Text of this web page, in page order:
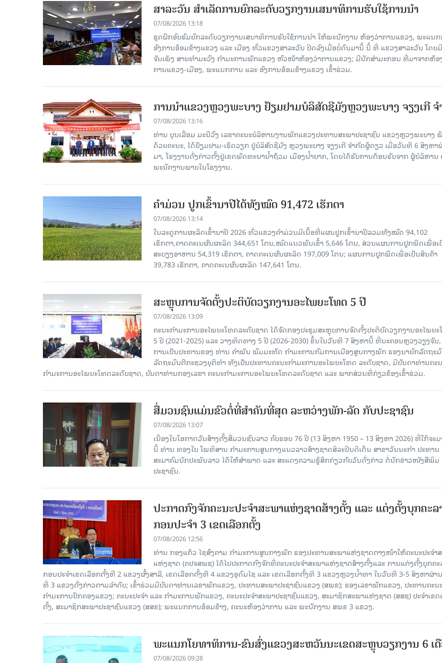
ສາລະວັນ ສໍາເລັດການຍົກລະດັບວຽກງານເສນາທິການຮັບໃຊ້ການນໍາ
07/08/2026 13:18
ຊຸດຝຶກອົບຮົມຍົກລະດັບວຽກງານເສນາທິການຮັບໃຊ້ການນໍາ ໃຫ້ພະນັກງານ ຫ້ອງວ່າການແຂວງ, ພະແນ
ອົງການອ້ອມຂ້າງແຂວງ ແລະ ເມືອງ ທົ່ວແຂວງສາລະວັນ ປິດລົງເມື່ອ​ບໍ່​ດົນ​ມາ​ນີ້ ນີ້ ທີ່ ແຂວງສາລະວັນ ໂດຍ​
ຈັນເພັງ ສາຍທຳມະວົງ ກຳມະການພັກແຂວງ ຫົວໜ້າຫ້ອງວ່າການແຂວງ; ມີນັກສຳມະກອນ ທີ່ມາຈາກຫ້ອ
ການແຂວງ-ເມືອງ, ພະແນກການ ແລະ ອົງການອ້ອມຂ້າງແຂວງ ເຂົ້າຮ່ວມ.
ການນຳແຂວງຫຼວງພະບາງ ຢ້ຽມ​ຢາມບໍ​ລິ​ສັດຊີມັງຫຼວງພະບາງ ຈຽງເກີ
07/08/2026 13:16
ທ່ານ ບຸນເລື່ອມ ມະນີວົງ ເລ​ຂາ​ຄະ​ນະ​ບໍ​ລິ​ຫານ​ງານ​ພັກແຂວງປະທານສະພາປະຊາຊົນ ແຂວງຫຼວງພະບາງ
ດ້ວຍຄະນະ, ໄດ້ຢ້ຽມຢາມ-ເຮັດວຽກ ຢູ່ບໍລິສັດຊີມັງ ຫຼວງພະບາງ ຈຽງເກີ ຈໍາກັດຜູ້ດຽວ ເມື່ອ​ວັນ​ທີ 6 ສິງ​ຫາ​
ມາ, ໂຮງ​ງານ​ດັ່ງ​ກ່າວຕັ້ງຢູ່ເຂດພັດທະນານ້ຳຖ້ວມ ເມືອງນໍ້າບາກ, ໂດຍໄດ້ຮັບການຕ້ອນຮັບຈາກ ຜູ້ບໍລິຫານ
ພະນັກງານພາຍໃນໂຮງງານ.
ຄໍາມ່ວນ ປູກເຂົ້ານາປີໄດ້ທັງໝົດ 91,472 ເຮັກຕາ
07/08/2026 13:14
ໃນລະດູການຜະລິດເຂົ້ານາປີ 2026 ທົ່ວແຂວງຄໍາມ່ວນມີເນື້ອທີ່ແຜນປູກເຂົ້ານາປີລວມທັງໝົດ 94,102
ເຮັກຕາ,ຄາດຄະເນຜົນຜະລິດ 344,651 ໂຕນ,ໝົດແນວພັນເຂົ້າ 5,646 ໂຕນ, ສ່ວນແຜນການປູກພືດເພື່ອເ
ສະບຽງອາຫານ 54,319 ເຮັກຕາ, ຄາດຄະເນຜົນຜະລິດ 197,009 ໂຕນ; ແຜນການປູກພືດເພື່ອເປັນສິນຄ້າ
39,783 ເຮັກຕາ, ຄາດຄະເນຜົນຜະລິດ 147,641 ໂຕນ.
ສະຫຼຸບການຈັດຕັ້ງປະຕິບັດວຽກງານອະໄພຍະໂທດ 5 ປີ
07/08/2026 13:09
ຄະນະກຳມະການອະໄພຍະໂທດລະດັບຊາດ ໄດ້ຈັດກອງປະຊຸມສະຫຼຸບການຈັດຕັ້ງປະຕິບັດວຽກງານອະໄພຍ
5 ປີ (2021-2025) ແລະ ວາງທິດທາງ 5 ປີ (2026-2030) ຂຶ້ນໃນວັນທີ 7 ສິງຫານີ້ ທີ່ນະຄອນຫຼວງວຽງຈັນ
ການເປັນປະທານຂອງ ທ່ານ ຄໍາພັນ ພົມມະທັດ ກຳມະການກົມການເມືອງສູນກາງພັກ ຮອງນາຍົກລັດຖະ
ລັດຖະມົນຕີກະຊວງຍຸຕິທຳ ທັງເປັນປະທານຄະນະກຳມະການອະໄພຍະໂທດ ລະດັບຊາດ, ມີບັນດາທ່ານຄະ
ກໍາມະການອະໄພຍະໂທດລະດັບຊາດ, ບັນດາທ່ານກອງເລຂາ ຄະນະກຳມະການອະໄພຍະໂທດລະດັບຊາດ ແລະ ພາກສ່ວນທີ່ກ່ຽວຂ້ອງເຂົ້າຮ່ວມ.
ສື່ມວນຊົນແມ່ນຂົວຕໍ່ທີ່ສໍາຄັນທີ່ສຸດ ລະຫວ່າງພັກ-ລັດ ກັບປະຊາຊົນ
07/08/2026 13:07
ເນື່ອງໃນໂອກາດວັນສ້າງຕັ້ງສື່ມວນຊົນລາວ ຄົບຮອບ 76 ປີ (13 ສິງຫາ 1950 – 13 ສິງຫາ 2026) ທີ່ໃກ້ຈະມ
ນີ້ ທ່ານ ທອງໃບ ໂພທິສານ ກໍາມະການສູນກາງແນວລາວສ້າງຊາດສິລະປິນດີເດັ່ນ ສາຂາວັນນະກໍາ ປະທານ
ສະມາຄົມນັກປະພັນລາວ ໄດ້ໃຫ້ສໍາພາດ ແລະ ສະແດງຄວາມຮູ້ສຶກກ່ຽວກັບວັນດັ່ງກ່າວ ຕໍ່ນັກຂ່າວໜັງສືພິມ
ປະຊາຊົນ.
ປະກາດກົງຈັກຄະນະປະຈໍາສະພາແຫ່ງຊາດສ້າງຕັ້ງ ແລະ ແຕ່ງຕັ້ງບຸກຄະລ
ກອນປະຈໍາ 3 ເຂດເລືອກຕັ້ງ
07/08/2026 12:56
ທ່ານ ກອງແກ້ວ ໄຊສົງຄາມ ກຳມະການສູນກາງພັກ ຮອງປະທານສະພາແຫ່ງຊາດຕາງໜ້າໃຫ້ຄະນະປະຈໍາ
ແຫ່ງຊາດ (ຄປຈສພຊ) ໄດ້ໄປປະກາດກົງຈັກທີ່ຄະນະປະຈໍາສະພາແຫ່ງຊາດສ້າງຕັ້ງແລະ ການແຕ່ງຕັ້ງບຸກຄະ
ກອນປະຈໍາເຂດເລືອກຕັ້ງທີ 2 ແຂວງຜົ້ງສາລີ, ເຂດເລືອກຕັ້ງທີ 4 ແຂວງອຸດົມໄຊ ແລະ ເຂດເລືອກຕັ້ງທີ 3 ແຂວງຫຼວງນ້ຳທາ ໃນວັນທີ 3-5 ສິງຫາຜ່າ
ທີ່ 3 ແຂວງດັ່ງກ່າວຕາມລຳດັບ; ເຂົ້າຮ່ວມມີບັນດາທ່ານເລຂາພັກແຂວງ, ປະທານສະພາປະຊາຊົນແຂວງ (ສພຂ); ຮອງເລຂາພັກແຂວງ, ປະທານຄະນ
ກໍາມະການປົກຄອງແຂວງ; ຄະນະປະຈໍາ ແລະ ກໍາມະການພັກແຂວງ, ຄະນະປະຈໍາສະພາປະຊາຊົນແຂວງ, ສະມາຊິກສະພາແຫ່ງຊາດ (ສສຊ) ປະຈໍາເຂດ
ຕັ້ງ, ສະມາຊິກສະພາປະຊາຊົນແຂວງ (ສສຂ); ພະແນກການອ້ອມຂ້າງ, ຄະນະຫ້ອງວ່າການ ແລະ ພະນັກງານ ສພຂ 3 ແຂວງ.
ພະແນກໂຍທາທິການ-ຂົນສົ່ງແຂວງສະຫວັນນະເຂດສະຫຼຸບວຽກງານ 6 ເ
07/08/2026 09:28